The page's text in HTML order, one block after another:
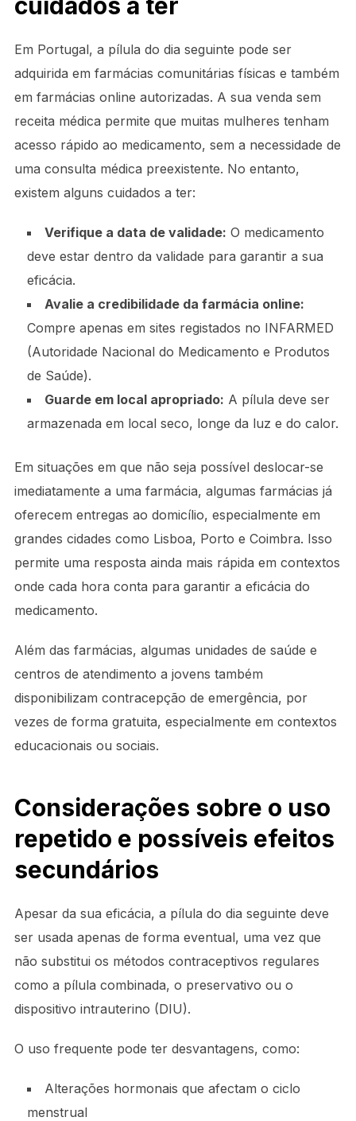
Em Portugal, a pílula do dia seguinte pode ser
adquirida em farmácias comunitárias físicas e também
em farmácias online autorizadas. A sua venda sem
receita médica permite que muitas mulheres tenham
acesso rápido ao medicamento, sem a necessidade de
uma consulta médica preexistente. No entanto,
existem alguns cuidados a ter:
Verifique a data de validade: O medicamento
deve estar dentro da validade para garantir a sua
eficácia.
Avalie a credibilidade da farmácia online:
Compre apenas em sites registados no INFARMED
(Autoridade Nacional do Medicamento e Produtos
de Saúde).
Guarde em local apropriado: A pílula deve ser
armazenada em local seco, longe da luz e do calor.
Em situações em que não seja possível deslocar-se
imediatamente a uma farmácia, algumas farmácias já
oferecem entregas ao domicílio, especialmente em
grandes cidades como Lisboa, Porto e Coimbra. Isso
permite uma resposta ainda mais rápida em contextos
onde cada hora conta para garantir a eficácia do
medicamento.
Além das farmácias, algumas unidades de saúde e
centros de atendimento a jovens também
disponibilizam contracepção de emergência, por
vezes de forma gratuita, especialmente em contextos
educacionais ou sociais.
Considerações sobre o uso
repetido e possíveis efeitos
secundários
Apesar da sua eficácia, a pílula do dia seguinte deve
ser usada apenas de forma eventual, uma vez que
não substitui os métodos contraceptivos regulares
como a pílula combinada, o preservativo ou o
dispositivo intrauterino (DIU).
O uso frequente pode ter desvantagens, como:
Alterações hormonais que afectam o ciclo
menstrual